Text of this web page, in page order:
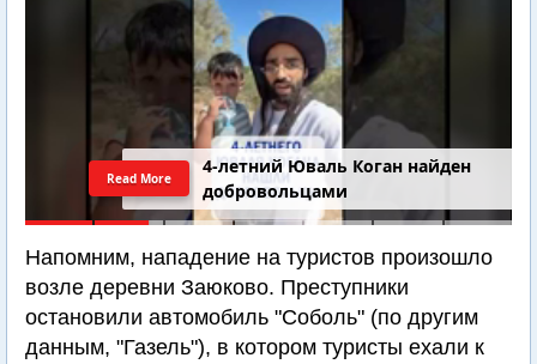
4-летний Юваль Коган найден
добровольцами
Read More
Напомним, нападение на туристов произошло
возле деревни Заюково. Преступники
остановили автомобиль "Соболь" (по другим
данным, "Газель"), в котором туристы ехали к